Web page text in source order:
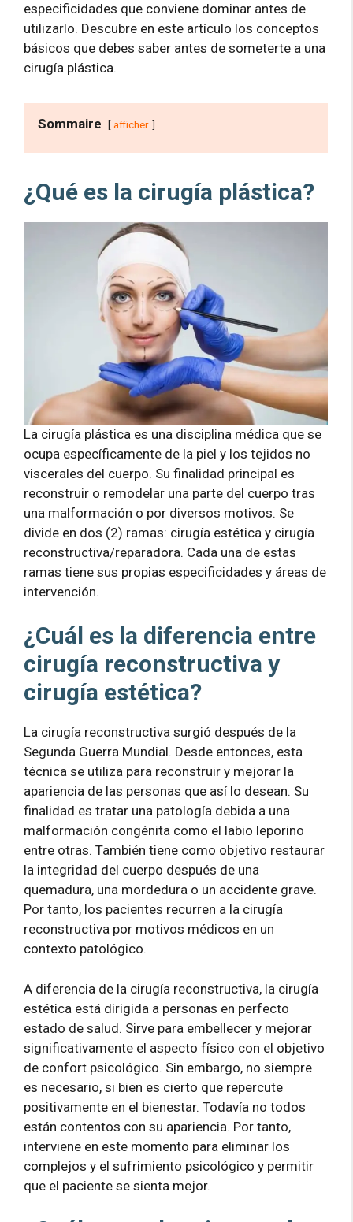
especificidades que conviene dominar antes de
utilizarlo. Descubre en este artículo los conceptos
básicos que debes saber antes de someterte a una
cirugía plástica.
Sommaire afficher
¿Qué es la cirugía plástica?
La cirugía plástica es una disciplina médica que se
ocupa específicamente de la piel y los tejidos no
viscerales del cuerpo. Su finalidad principal es
reconstruir o remodelar una parte del cuerpo tras
una malformación o por diversos motivos. Se
divide en dos (2) ramas: cirugía estética y cirugía
reconstructiva/reparadora. Cada una de estas
ramas tiene sus propias especificidades y áreas de
intervención.
¿Cuál es la diferencia entre
cirugía reconstructiva y
cirugía estética?
La cirugía reconstructiva surgió después de la
Segunda Guerra Mundial. Desde entonces, esta
técnica se utiliza para reconstruir y mejorar la
apariencia de las personas que así lo desean. Su
finalidad es tratar una patología debida a una
malformación congénita como el labio leporino
entre otras. También tiene como objetivo restaurar
la integridad del cuerpo después de una
quemadura, una mordedura o un accidente grave.
Por tanto, los pacientes recurren a la cirugía
reconstructiva por motivos médicos en un
contexto patológico.
A diferencia de la cirugía reconstructiva, la cirugía
estética está dirigida a personas en perfecto
estado de salud. Sirve para embellecer y mejorar
significativamente el aspecto físico con el objetivo
de confort psicológico. Sin embargo, no siempre
es necesario, si bien es cierto que repercute
positivamente en el bienestar. Todavía no todos
están contentos con su apariencia. Por tanto,
interviene en este momento para eliminar los
complejos y el sufrimiento psicológico y permitir
que el paciente se sienta mejor.